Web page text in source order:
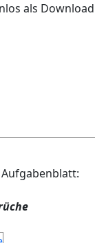
als Download